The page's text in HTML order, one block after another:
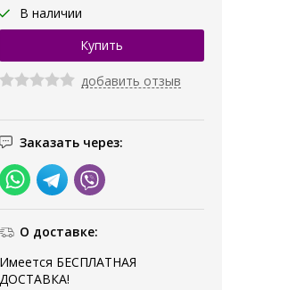
В наличии
добавить отзыв
Заказать через:
О доставке:
Имеется БЕСПЛАТНАЯ
ДОСТАВКА!